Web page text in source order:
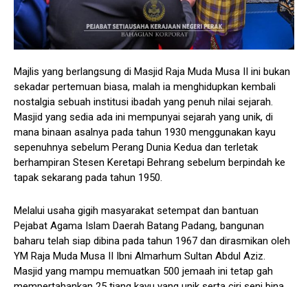
Majlis yang berlangsung di Masjid Raja Muda Musa II ini bukan
sekadar pertemuan biasa, malah ia menghidupkan kembali
nostalgia sebuah institusi ibadah yang penuh nilai sejarah.
Masjid yang sedia ada ini mempunyai sejarah yang unik, di
mana binaan asalnya pada tahun 1930 menggunakan kayu
sepenuhnya sebelum Perang Dunia Kedua dan terletak
berhampiran Stesen Keretapi Behrang sebelum berpindah ke
tapak sekarang pada tahun 1950.
Melalui usaha gigih masyarakat setempat dan bantuan
Pejabat Agama Islam Daerah Batang Padang, bangunan
baharu telah siap dibina pada tahun 1967 dan dirasmikan oleh
YM Raja Muda Musa II Ibni Almarhum Sultan Abdul Aziz.
Masjid yang mampu memuatkan 500 jemaah ini tetap gah